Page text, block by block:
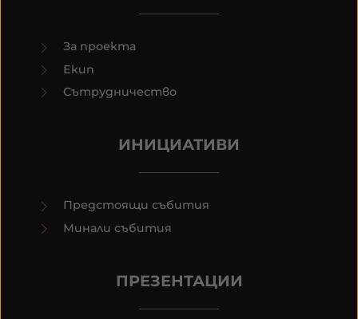
За проекта
Екип
Сътрудничество
ИНИЦИАТИВИ
Предстоящи събития
Минали събития
ПРЕЗЕНТАЦИИ